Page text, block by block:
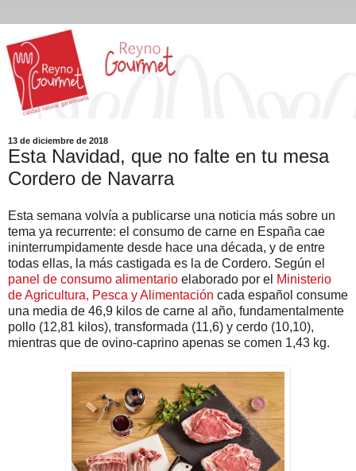
13 de diciembre de 2018
Esta Navidad, que no falte en tu mesa
Cordero de Navarra
Esta semana volvía a publicarse una noticia más sobre un
tema ya recurrente: el consumo de carne en España cae
ininterrumpidamente desde hace una década, y de entre
todas ellas, la más castigada es la de Cordero. Según el
panel de consumo alimentario elaborado por el Ministerio
de Agricultura, Pesca y Alimentación cada español consume
una media de 46,9 kilos de carne al año, fundamentalmente
pollo (12,81 kilos), transformada (11,6) y cerdo (10,10),
mientras que de ovino-caprino apenas se comen 1,43 kg.